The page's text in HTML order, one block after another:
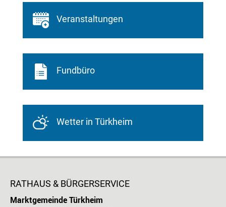
Veranstaltungen
Fundbüro
Wetter in Türkheim
RATHAUS & BÜRGERSERVICE
Marktgemeinde Türkheim